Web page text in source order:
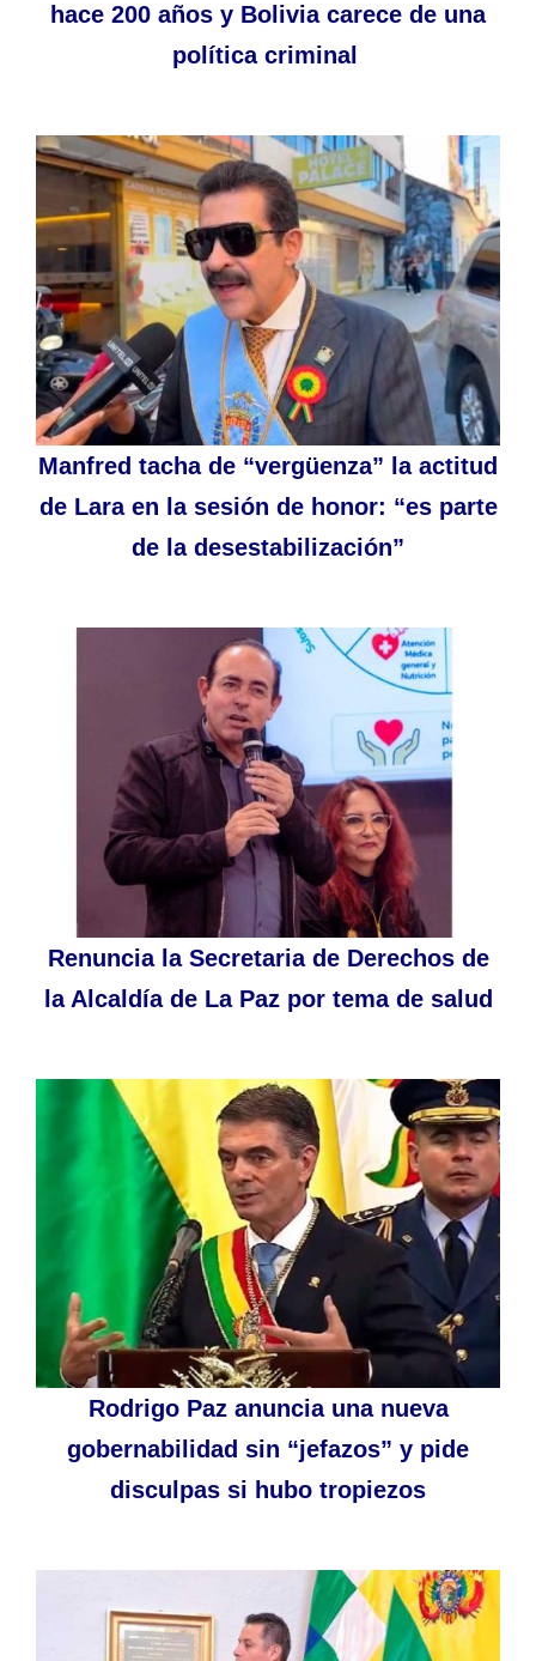
hace 200 años y Bolivia carece de una
política criminal
Manfred tacha de “vergüenza” la actitud
de Lara en la sesión de honor: “es parte
de la desestabilización”
Renuncia la Secretaria de Derechos de
la Alcaldía de La Paz por tema de salud
Rodrigo Paz anuncia una nueva
gobernabilidad sin “jefazos” y pide
disculpas si hubo tropiezos